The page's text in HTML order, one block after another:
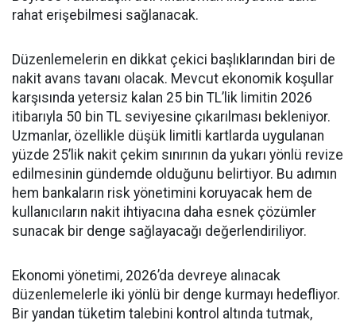
rahat erişebilmesi sağlanacak.
Düzenlemelerin en dikkat çekici başlıklarından biri de
nakit avans tavanı olacak. Mevcut ekonomik koşullar
karşısında yetersiz kalan 25 bin TL’lik limitin 2026
itibarıyla 50 bin TL seviyesine çıkarılması bekleniyor.
Uzmanlar, özellikle düşük limitli kartlarda uygulanan
yüzde 25’lik nakit çekim sınırının da yukarı yönlü revize
edilmesinin gündemde olduğunu belirtiyor. Bu adımın
hem bankaların risk yönetimini koruyacak hem de
kullanıcıların nakit ihtiyacına daha esnek çözümler
sunacak bir denge sağlayacağı değerlendiriliyor.
Ekonomi yönetimi, 2026’da devreye alınacak
düzenlemelerle iki yönlü bir denge kurmayı hedefliyor.
Bir yandan tüketim talebini kontrol altında tutmak,